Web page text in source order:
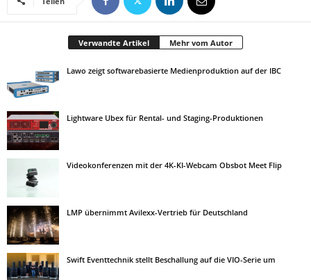
Verwandte Artikel Mehr vom Autor
Lawo zeigt softwarebasierte Medienproduktion auf der IBC
Lightware Ubex für Rental- und Staging-Produktionen
Videokonferenzen mit der 4K-KI-Webcam Obsbot Meet Flip
LMP übernimmt Avilexx-Vertrieb für Deutschland
Swift Eventtechnik stellt Beschallung auf die VIO-Serie um